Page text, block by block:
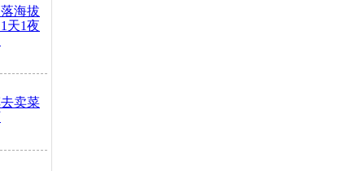
海拔
天1夜
卖菜